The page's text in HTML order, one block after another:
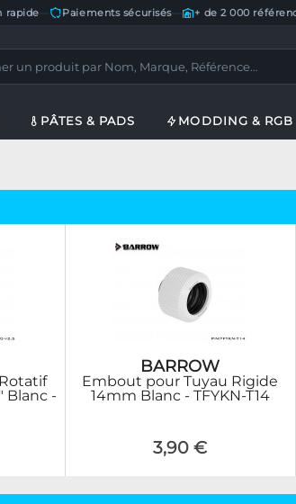
rapide Paiements sécurisés— + de 2 000
PÂTES & PADS MODDING & RGB
Blanc -
BARROW
Embout pour Tuyau Rigide
14mm Blanc - TFYKN-T14
3,90 €